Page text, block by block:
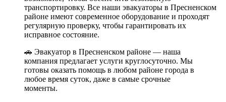
транспортировку. Все наши эвакуаторы в Пресненском
районе имеют современное оборудование и проходят
регулярную проверку, чтобы гарантировать их
исправное состояние.
🚗 Эвакуатор в Пресненском районе — наша
компания предлагает услуги круглосуточно. Мы
готовы оказать помощь в любом районе города в
любое время суток, даже в самые срочные
моменты.